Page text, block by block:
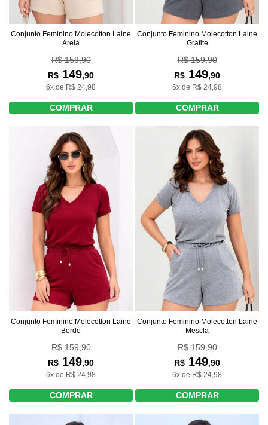
Conjunto Feminino Molecotton Laine
Areia
R$ 159,90
R$ 149,90
6x de R$ 24,98
COMPRAR
Conjunto Feminino Molecotton Laine
Grafite
R$ 159,90
R$ 149,90
6x de R$ 24,98
COMPRAR
Conjunto Feminino Molecotton Laine
Bordo
R$ 159,90
R$ 149,90
6x de R$ 24,98
COMPRAR
Conjunto Feminino Molecotton Laine
Mescla
R$ 159,90
R$ 149,90
6x de R$ 24,98
COMPRAR